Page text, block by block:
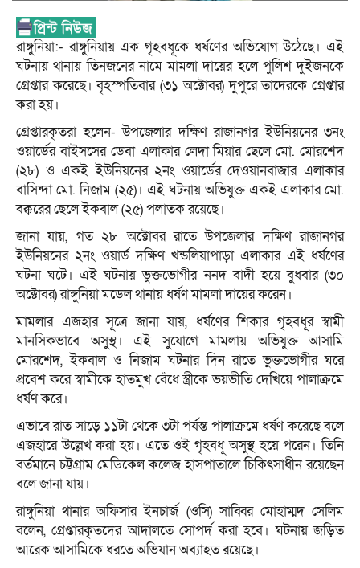
রাঙ্গুনিয়া:- রাঙ্গুনিয়ায় এক গৃহবধূকে ধর্ষণের অভিযোগ উঠেছে। এই
ঘটনায় থানায় তিনজনের নামে মামলা দায়ের হলে পুলিশ দুইজনকে
গ্রেপ্তার করেছে। বৃহস্পতিবার (৩১ অক্টোবর) দুপুরে তাদেরকে গ্রেপ্তার
করা হয়।
গ্রেপ্তারকৃতরা হলেন- উপজেলার দক্ষিণ রাজানগর ইউনিয়নের ৩নং
ওয়ার্ডের বাইসসের ডেবা এলাকার লেদা মিয়ার ছেলে মো. মোরশেদ
(২৮) ও একই ইউনিয়নের ২নং ওয়ার্ডের দেওয়ানবাজার এলাকার
বাসিন্দা মো. নিজাম (২৫)। এই ঘটনায় অভিযুক্ত একই এলাকার মো.
বক্করের ছেলে ইকবাল (২৫) পলাতক রয়েছে।
জানা যায়, গত ২৮ অক্টোবর রাতে উপজেলার দক্ষিণ রাজানগর
ইউনিয়নের ২নং ওয়ার্ড দক্ষিণ খন্ডলিয়াপাড়া এলাকার এই ধর্ষণের
ঘটনা ঘটে। এই ঘটনায় ভুক্তভোগীর ননদ বাদী হয়ে বুধবার (৩০
অক্টোবর) রাঙ্গুনিয়া মডেল থানায় ধর্ষণ মামলা দায়ের করেন।
মামলার এজহার সূত্রে জানা যায়, ধর্ষণের শিকার গৃহবধূর স্বামী
মানসিকভাবে অসুস্থ। এই সুযোগে মামলায় অভিযুক্ত আসামি
মোরশেদ, ইকবাল ও নিজাম ঘটনার দিন রাতে ভুক্তভোগীর ঘরে
প্রবেশ করে স্বামীকে হাতমুখ বেঁধে স্ত্রীকে ভয়ভীতি দেখিয়ে পালাক্রমে
ধর্ষণ করে।
এভাবে রাত সাড়ে ১১টা থেকে ৩টা পর্যন্ত পালাক্রমে ধর্ষণ করেছে বলে
এজহারে উল্লেখ করা হয়। এতে ওই গৃহবধূ অসুস্থ হয়ে পরেন। তিনি
বর্তমানে চট্টগ্রাম মেডিকেল কলেজ হাসপাতালে চিকিৎসাধীন রয়েছেন
বলে জানা যায়।
রাঙ্গুনিয়া থানার অফিসার ইনচার্জ (ওসি) সাব্বির মোহাম্মদ সেলিম
বলেন, গ্রেপ্তারকৃতদের আদালতে সোপর্দ করা হবে। ঘটনায় জড়িত
আরেক আসামিকে ধরতে অভিযান অব্যাহত রয়েছে।